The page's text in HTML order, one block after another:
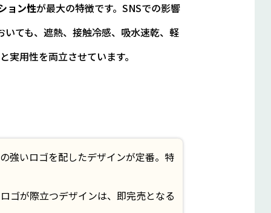
ョン性が最大の特徴です。SNSでの影響
ても、遮熱、接触冷感、吸水速乾、軽
実用性を両立させています。
強いロゴを配したデザインが定番。特
ゴが際立つデザインは、即完売となる